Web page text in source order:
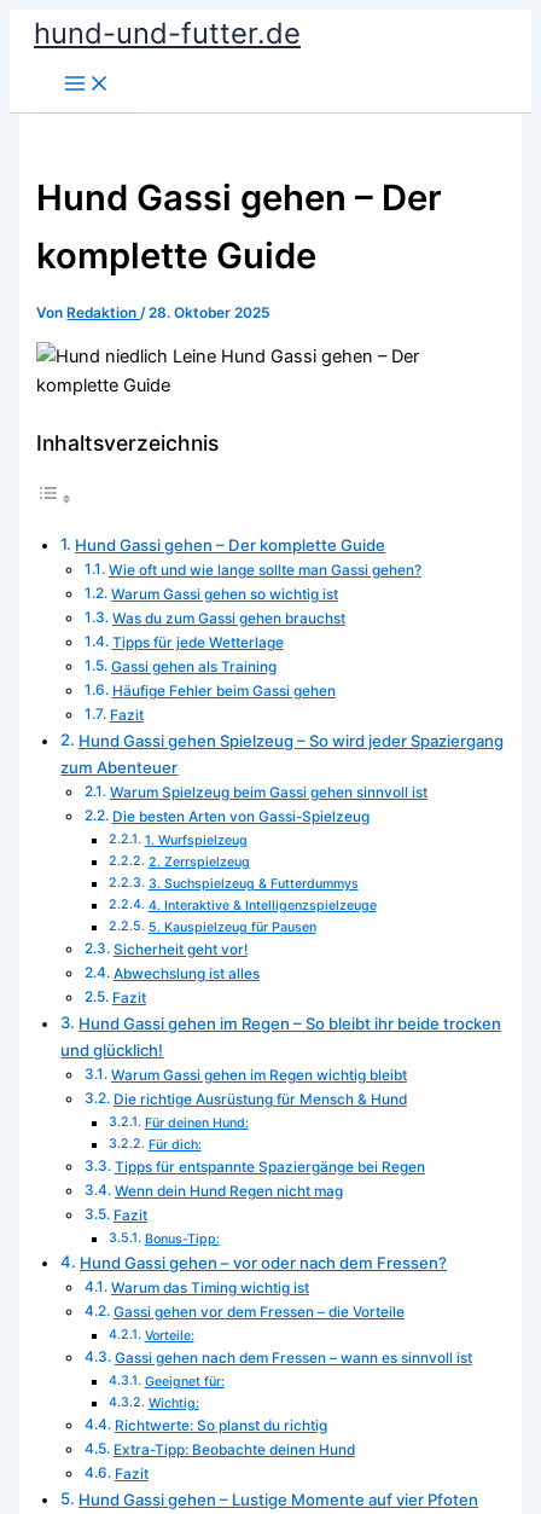
Zum
Inhalt
springen
hund-und-futter.de
Hund Gassi gehen – Der
komplette Guide
Von Redaktion/28. Oktober 2025
Inhaltsverzeichnis
Hund Gassi gehen – Der komplette Guide
Wie oft und wie lange sollte man Gassi gehen?
Warum Gassi gehen so wichtig ist
Was du zum Gassi gehen brauchst
Tipps für jede Wetterlage
Gassi gehen als Training
Häufige Fehler beim Gassi gehen
Fazit
Hund Gassi gehen Spielzeug – So wird jeder Spaziergang
zum Abenteuer
Warum Spielzeug beim Gassi gehen sinnvoll ist
Die besten Arten von Gassi-Spielzeug
1. Wurfspielzeug
2. Zerrspielzeug
3. Suchspielzeug & Futterdummys
4. Interaktive & Intelligenzspielzeuge
5. Kauspielzeug für Pausen
Sicherheit geht vor!
Abwechslung ist alles
Fazit
Hund Gassi gehen im Regen – So bleibt ihr beide trocken
und glücklich!
Warum Gassi gehen im Regen wichtig bleibt
Die richtige Ausrüstung für Mensch & Hund
Für deinen Hund:
Für dich:
Tipps für entspannte Spaziergänge bei Regen
Wenn dein Hund Regen nicht mag
Fazit
Bonus-Tipp:
Hund Gassi gehen – vor oder nach dem Fressen?
Warum das Timing wichtig ist
Gassi gehen vor dem Fressen – die Vorteile
Vorteile:
Gassi gehen nach dem Fressen – wann es sinnvoll ist
Geeignet für:
Wichtig:
Richtwerte: So planst du richtig
Extra-Tipp: Beobachte deinen Hund
Fazit
Hund Gassi gehen – Lustige Momente auf vier Pfoten